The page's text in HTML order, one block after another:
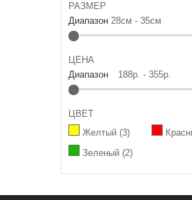
РАЗМЕР
Диапазон 28см - 35см
ЦЕНА
Диапазон
188р. - 355р.
ЦВЕТ
Желтый (3)
Зеленый (2)